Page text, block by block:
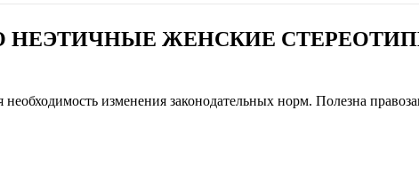
ЖЕНСКИЕ
изменения законодательных норм. Полезна